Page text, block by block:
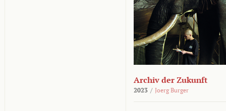
Archiv der Zukunft
2023 / Joerg Burger